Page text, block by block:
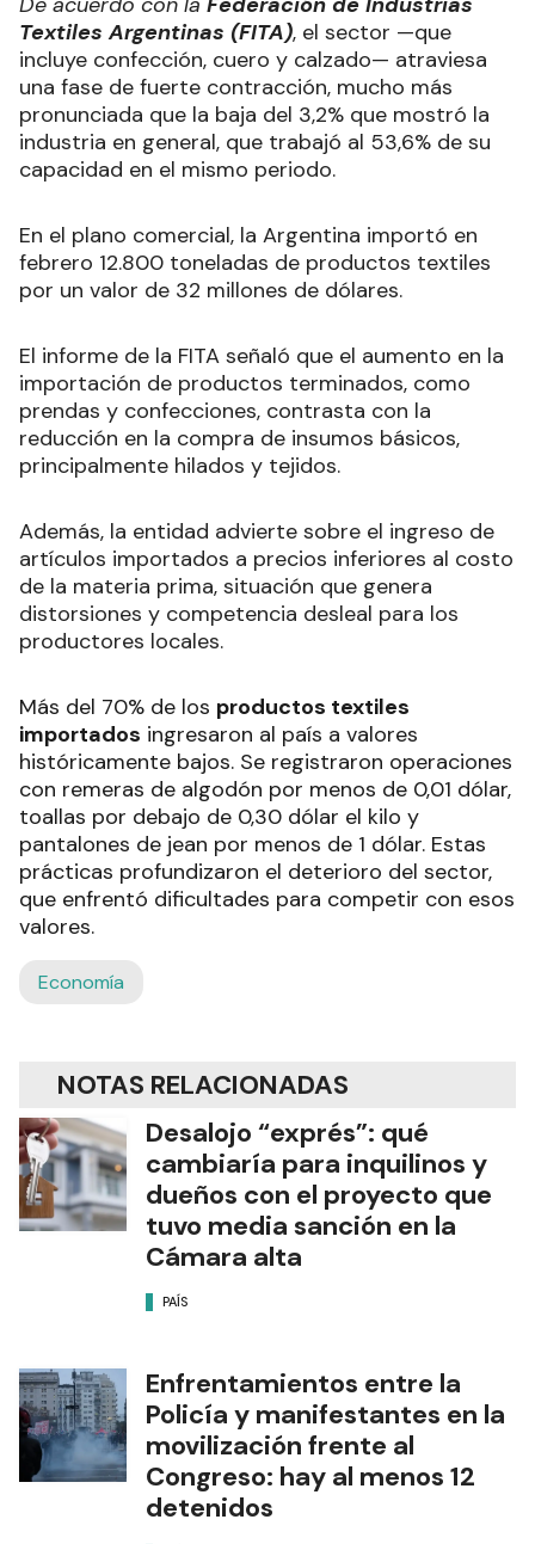
Textiles Argentinas (FITA), el sector —que
incluye confección, cuero y calzado— atraviesa
una fase de fuerte contracción, mucho más
pronunciada que la baja del 3,2% que mostró la
industria en general, que trabajó al 53,6% de su
capacidad en el mismo periodo.
En el plano comercial, la Argentina importó en
febrero 12.800 toneladas de productos textiles
por un valor de 32 millones de dólares.
El informe de la FITA señaló que el aumento en la
importación de productos terminados, como
prendas y confecciones, contrasta con la
reducción en la compra de insumos básicos,
principalmente hilados y tejidos.
Además, la entidad advierte sobre el ingreso de
artículos importados a precios inferiores al costo
de la materia prima, situación que genera
distorsiones y competencia desleal para los
productores locales.
Más del 70% de los productos textiles
importados ingresaron al país a valores
históricamente bajos. Se registraron operaciones
con remeras de algodón por menos de 0,01 dólar,
toallas por debajo de 0,30 dólar el kilo y
pantalones de jean por menos de 1 dólar. Estas
prácticas profundizaron el deterioro del sector,
que enfrentó dificultades para competir con esos
valores.
Economía
NOTAS RELACIONADAS
Desalojo “exprés”: qué
cambiaría para inquilinos y
dueños con el proyecto que
tuvo media sanción en la
Cámara alta
PAÍS
Enfrentamientos entre la
Policía y manifestantes en la
movilización frente al
Congreso: hay al menos 12
detenidos